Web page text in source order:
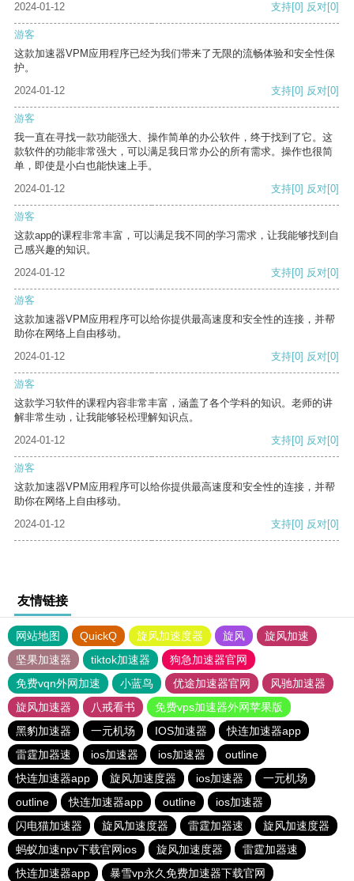
2024-01-12
支持[0] 反对[0]
游客
这款加速器VPM应用程序已经为我们带来了无限的流畅体验和安全性保
护。
2024-01-12
支持[0] 反对[0]
游客
我一直在寻找一款功能强大、操作简单的办公软件，终于找到了它。这
款软件的功能非常强大，可以满足我日常办公的所有需求。操作也很简
单，即使是小白也能快速上手。
2024-01-12
支持[0] 反对[0]
游客
这款app的课程非常丰富，可以满足我不同的学习需求，让我能够找到自
己感兴趣的知识。
2024-01-12
支持[0] 反对[0]
游客
这款加速器VPM应用程序可以给你提供最高速度和安全性的连接，并帮
助你在网络上自由移动。
2024-01-12
支持[0] 反对[0]
游客
这款学习软件的课程内容非常丰富，涵盖了各个学科的知识。老师的讲
解非常生动，让我能够轻松理解知识点。
2024-01-12
支持[0] 反对[0]
游客
这款加速器VPM应用程序可以给你提供最高速度和安全性的连接，并帮
助你在网络上自由移动。
2024-01-12
支持[0] 反对[0]
友情链接
网站地图 QuickQ 旋风加速度器 旋风
旋风加速
坚果加速器
tiktok加速器
狗急加速器官网
免费vqn外网加速
小蓝鸟 优途加速器官网
风驰加速器
旋风加速器
八戒看书
免费vps加速器外网苹果版
黑豹加速器
一元机场 IOS加速器
快连加速器app
雷霆加器速
ios加速器 ios加速器
outline
快连加速器app
旋风加速度器 ios加速器
一元机场
outline
快连加速器app outline
ios加速器
闪电猫加速器
旋风加速度器 雷霆加器速
旋风加速度器
蚂蚁加速npv下载官网ios
旋风加速度器
雷霆加器速
快连加速器app
暴雪vp永久免费加速器下载官网